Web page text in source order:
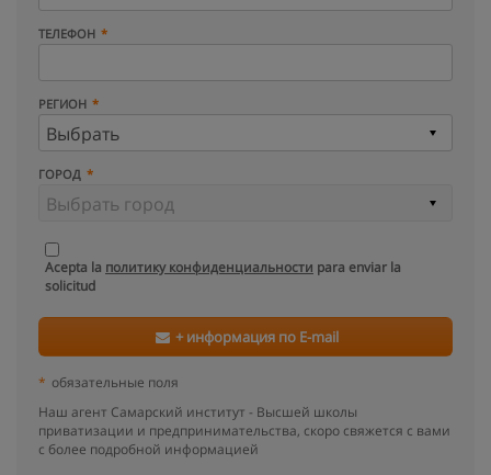
ТЕЛЕФОН
РЕГИОН
ГОРОД
Acepta la политику конфиденциальности para enviar la
solicitud
+ информация по E-mail
* обязательные поля
Наш агент Самарский институт - Высшей школы
приватизации и предпринимательства, скоро свяжется с вами
с более подробной информацией